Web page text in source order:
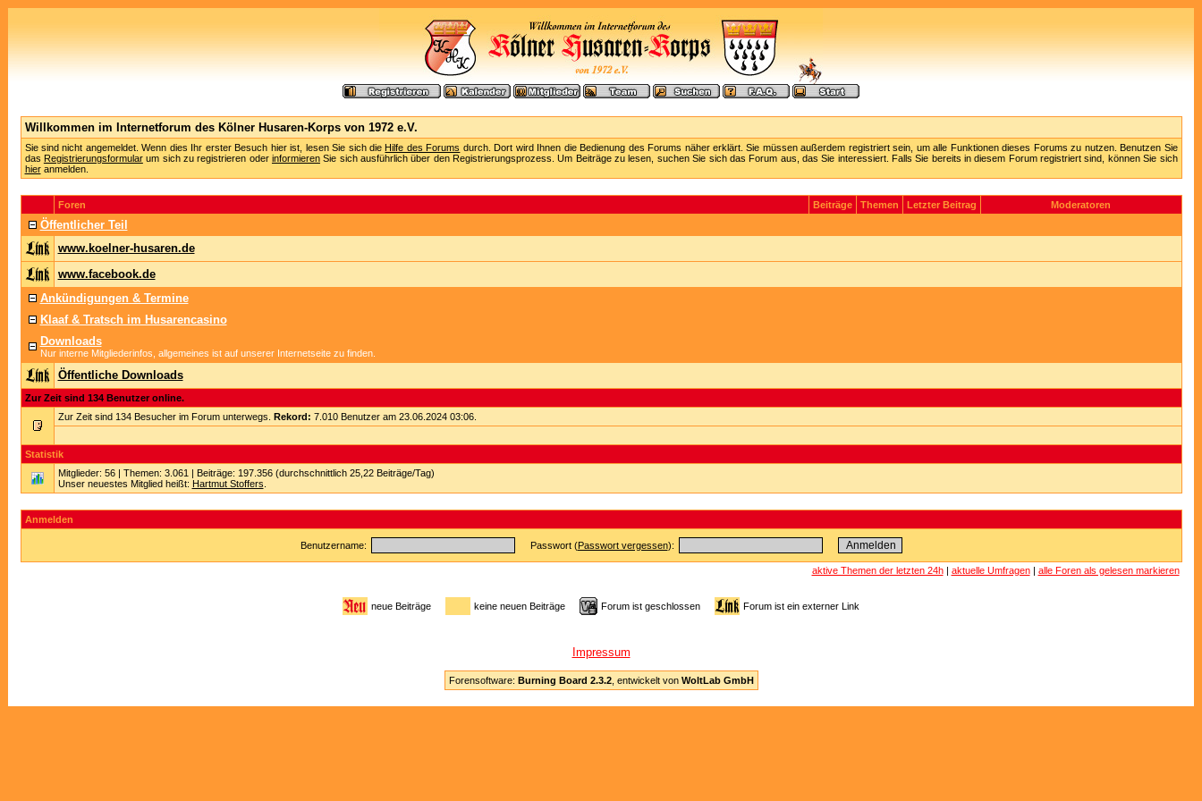
Willkommen im Internetforum des Kölner Husaren-Korps von 1972 e.V.
Sie sind nicht angemeldet. Wenn dies Ihr erster Besuch hier ist, lesen Sie sich dieHilfe des Forums durch. Dort wird Ihnen die Bedienung des Forums näher erklärt. Sie müssen außerdem registriert sein, um alle Funktionen dieses Forums zu nutzen. Benutzen Sie
das Registrierungsformularum sich zu registrieren oder informierenSie sich ausführlich über den Registrierungsprozess. Um Beiträge zu lesen, suchen Sie sich das Forum aus, das Sie interessiert. Falls Sie bereits in diesem Forum registriert sind, können Sie sich
hieranmelden.
Foren Beiträge Themen Letzter Beitrag Moderatoren
Öffentlicher Teil
www.koelner-husaren.de
www.facebook.de
Ankündigungen & Termine
Klaaf & Tratsch im Husarencasino
Downloads
Nur interne Mitgliederinfos, allgemeines ist auf unserer Internetseite zu finden.
Öffentliche Downloads
Zur Zeit sind 134 Benutzer online.
Zur Zeit sind 134 Besucher im Forum unterwegs. Rekord: 7.010 Benutzer am 23.06.2024 03:06.
Statistik
Mitglieder: 56 | Themen: 3.061 | Beiträge: 197.356 (durchschnittlich 25,22 Beiträge/Tag)
Unser neuestes Mitglied heißt: Hartmut Stoffers
Anmelden
Benutzername: Passwort (Passwort vergessen):
aktive Themen der letzten 24h| aktuelle Umfragen| alle Foren als gelesen markieren
neue Beiträge keine neuen Beiträge Forum ist geschlossen Forum ist ein externer Link
Impressum
Forensoftware: Burning Board 2.3.2, entwickelt von WoltLab GmbH